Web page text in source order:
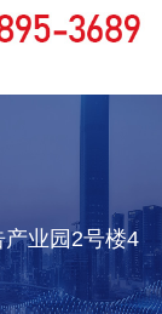
业园2号楼4